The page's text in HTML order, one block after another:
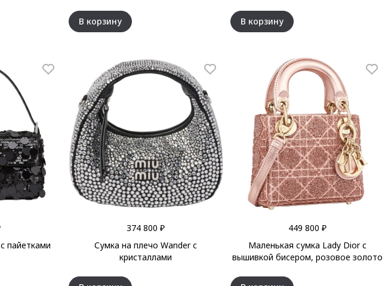
В корзину В корзину
пайетками
374 800 ₽
Сумка на плечо Wander с
кристаллами
449 800 ₽
Маленькая сумка Lady Dior с
вышивкой бисером, розовое золото